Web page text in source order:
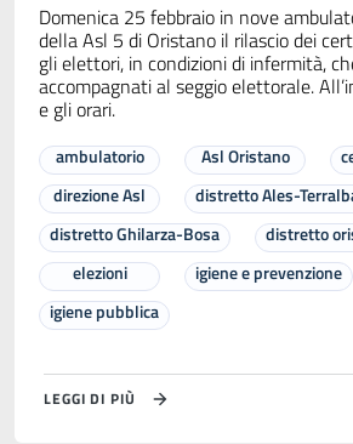
Domenica 25 febbraio in nove
della Asl 5 di Oristano il rilascio dei
gli elettori, in condizioni di infermità,
accompagnati al seggio elettorale.
e gli orari.
ambulatorio Asl Oristano
direzione Asl
distretto Ales-
distretto Ghilarza-Bosa
distretto
elezioni
igiene e prevenzione
igiene pubblica
LEGGI DI PIÙ